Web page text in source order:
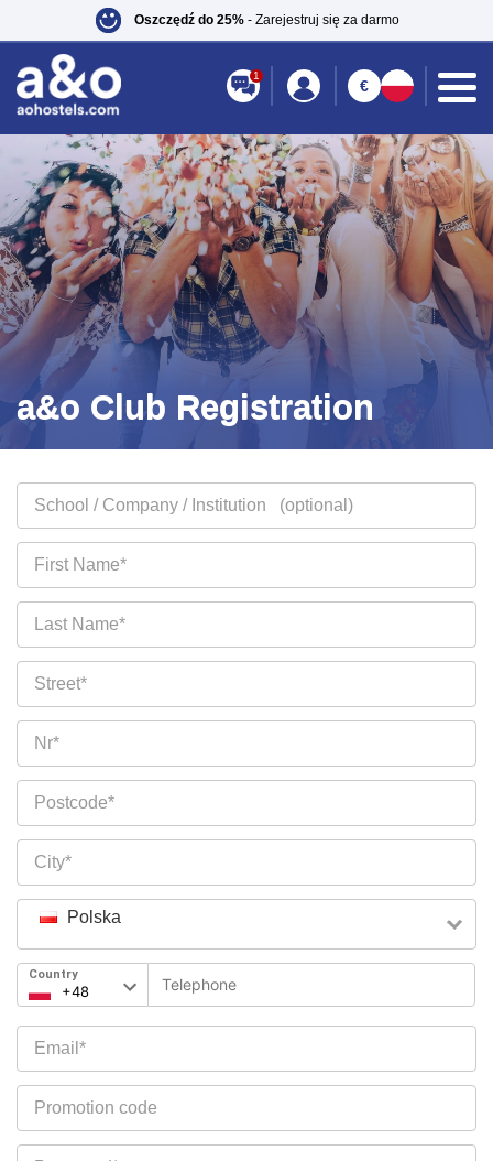
Oszczędź do 25%- Zarejestruj się za darmo
1
€
a&o Club Registration
Polska
Country